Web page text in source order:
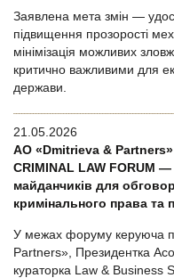
Заявлена мета змін —
підвищення прозорості
мінімізація можливих
критично важливими для
держави.
21.05.2026
АО «Dmitrieva &
CRIMINAL LAW FORUM
майданчиків для
кримінального права та
У межах форуму керуюча
Partners», Президентка
кураторка Law & Business